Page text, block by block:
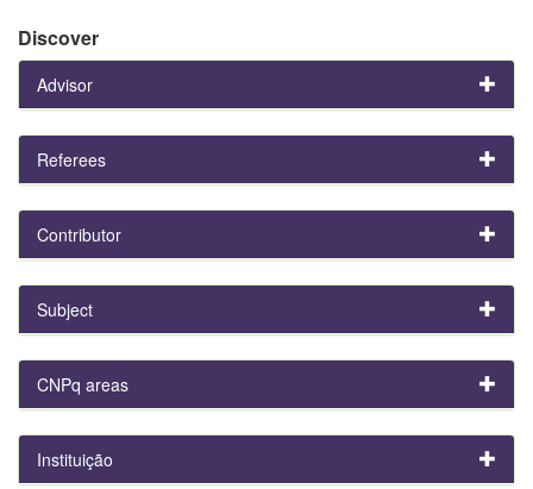
Discover
Advisor
Referees
Contributor
Subject
CNPq areas
Instituição